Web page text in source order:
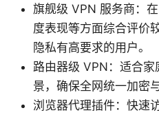
旗舰级 VPN 服务商：
度表现等方面综合评价
隐私有高要求的用户。
路由器级 VPN：适合
景，确保全网统一加密
浏览器代理插件：快速